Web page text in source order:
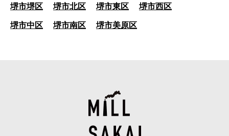
堺市堺区 堺市北区 堺市東区 堺市西区
堺市中区 堺市南区 堺市美原区